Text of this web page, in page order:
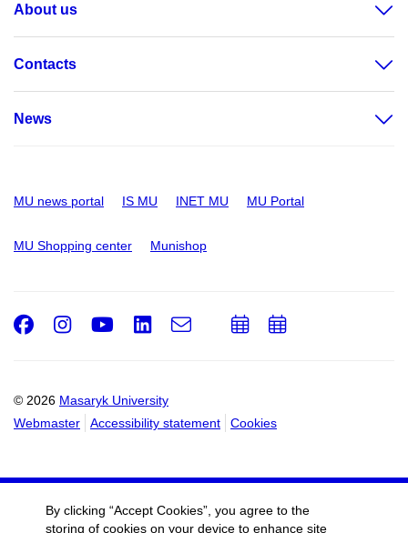
About us
Contacts
News
MU news portal IS MU INET MU MU Portal
MU Shopping center Munishop
© 2026 Masaryk University
Webmaster
Accessibility statement Cookies
Facebook
Instagram
Youtube
LinkedIn
e-
Email
AddAdd
By clicking “Accept Cookies”, you agree to the
storing of cookies on your device to enhance site